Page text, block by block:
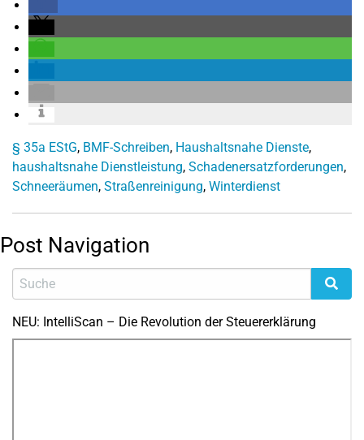
§ 35a EStG, BMF-Schreiben, Haushaltsnahe Dienste,
haushaltsnahe Dienstleistung, Schadenersatzforderungen,
Schneeräumen, Straßenreinigung, Winterdienst
Post Navigation
NEU: IntelliScan – Die Revolution der Steuererklärung